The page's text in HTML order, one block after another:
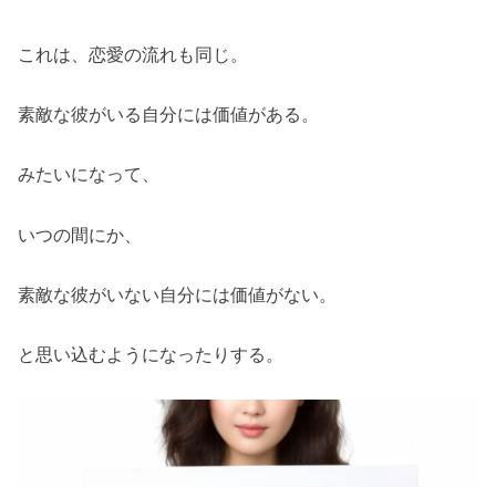
これは、恋愛の流れも同じ。
素敵な彼がいる自分には価値がある。
みたいになって、
いつの間にか、
素敵な彼がいない自分には価値がない。
と思い込むようになったりする。